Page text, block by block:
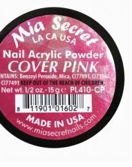
Añadir
a la
lista de
deseos